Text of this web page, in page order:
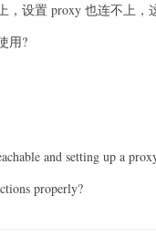
设置 proxy 也连不上，
用?
and setting up a
properly?